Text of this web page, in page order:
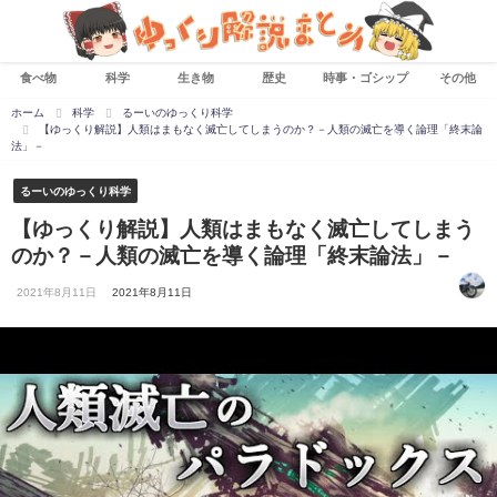
食べ物 科学 生き物 歴史 時事・ゴシップ その他
ホーム 科学
るーいのゆっくり科学
【ゆっくり解説】人類はまもなく滅亡してしまうのか？－人類の滅亡を導く論理「終末論
法」－
るーいのゆっくり科学
【ゆっくり解説】人類はまもなく滅亡してしまう
のか？－人類の滅亡を導く論理「終末論法」－
2021年8月11日 2021年8月11日